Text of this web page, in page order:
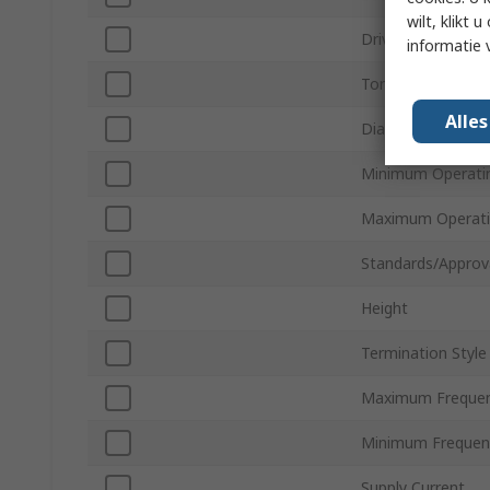
Drive Type
Tone Type
Diameter
Minimum
Maximum
Standards/
Height
Termination Style
Maximum
Minimum
wilt, klikt u
informatie